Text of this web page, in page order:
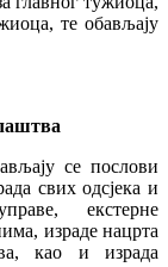
те обављају
се послови
свих одсјека и
екстерне
израде нацрта
као и израда